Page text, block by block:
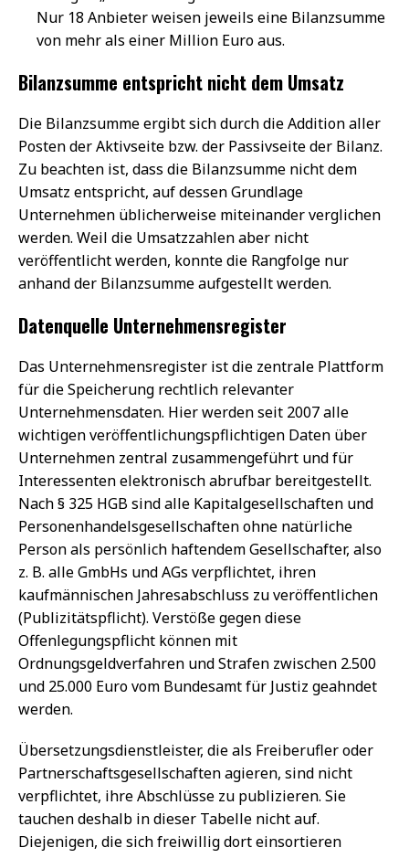
Nur 18 Anbieter weisen jeweils eine Bilanzsumme
von mehr als einer Million Euro aus.
Bilanzsumme entspricht nicht dem Umsatz
Die Bilanzsumme ergibt sich durch die Addition aller
Posten der Aktivseite bzw. der Passivseite der Bilanz.
Zu beachten ist, dass die Bilanzsumme nicht dem
Umsatz entspricht, auf dessen Grundlage
Unternehmen üblicherweise miteinander verglichen
werden. Weil die Umsatzzahlen aber nicht
veröffentlicht werden, konnte die Rangfolge nur
anhand der Bilanzsumme aufgestellt werden.
Datenquelle Unternehmensregister
Das Unternehmensregister ist die zentrale Plattform
für die Speicherung rechtlich relevanter
Unternehmensdaten. Hier werden seit 2007 alle
wichtigen veröffentlichungspflichtigen Daten über
Unternehmen zentral zusammengeführt und für
Interessenten elektronisch abrufbar bereitgestellt.
Nach § 325 HGB sind alle Kapitalgesellschaften und
Personenhandelsgesellschaften ohne natürliche
Person als persönlich haftendem Gesellschafter, also
z. B. alle GmbHs und AGs verpflichtet, ihren
kaufmännischen Jahresabschluss zu veröffentlichen
(Publizitätspflicht). Verstöße gegen diese
Offenlegungspflicht können mit
Ordnungsgeldverfahren und Strafen zwischen 2.500
und 25.000 Euro vom Bundesamt für Justiz geahndet
werden.
Übersetzungsdienstleister, die als Freiberufler oder
Partnerschaftsgesellschaften agieren, sind nicht
verpflichtet, ihre Abschlüsse zu publizieren. Sie
tauchen deshalb in dieser Tabelle nicht auf.
Diejenigen, die sich freiwillig dort einsortieren